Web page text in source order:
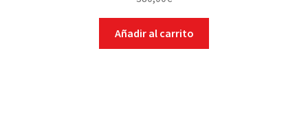
Añadir al carrito